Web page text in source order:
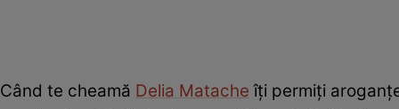
Când te cheamă Delia Matache îți permiți